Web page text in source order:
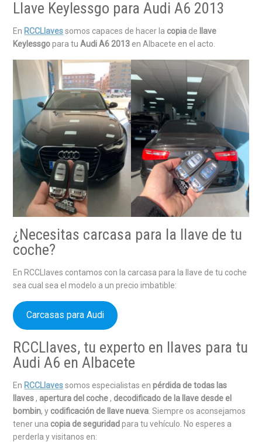
Llave Keylessgo para Audi A6 2013
En RCCLlavessomos capaces de hacer la copia de
llave
Keylessgopara tuAudi A6 2013 en Albacete en el acto.
¿Necesitas carcasa para la llave de tu
coche?
En RCCLlaves contamos con la carcasa para la llave de tu coche
sea cual sea el modelo a un precio imbatible:
Carcasas para Audi
RCCLlaves, tu experto en llaves para tu
Audi A6 en Albacete
En RCCLlavessomos especialistas enpérdida de todas las
llaves, apertura del coche, decodificado de la llave desde el
bombin, y codificación de llave nueva . Siempre os aconsejamos
tener una copia de seguridadpara tu vehículo. No esperes a
perderla y visitanos en: